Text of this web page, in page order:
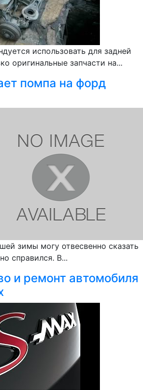
использовать для задней
оригинальные запчасти на...
помпа на форд
зимы могу отвесвенно сказать
справился. В...
и ремонт автомобиля